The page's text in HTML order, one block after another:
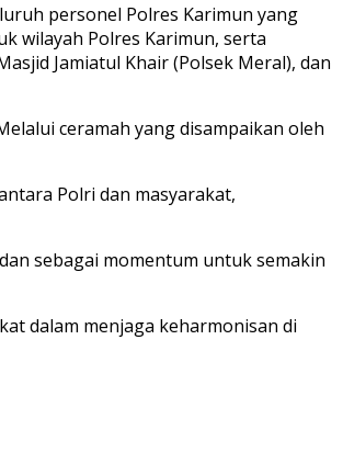
personel Polres Karimun yang
wilayah Polres Karimun, serta
Jamiatul Khair (Polsek Meral), dan
ceramah yang disampaikan oleh
Polri dan masyarakat,
sebagai momentum untuk semakin
dalam menjaga keharmonisan di